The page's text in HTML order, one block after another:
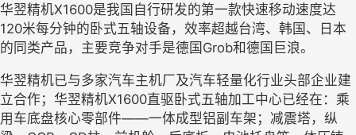
华翌精机X1600是我国自行研发的第一款快速移动速度达
120米每分钟的卧式五轴设备，效率超越台湾、韩国、日本
的同类产品，主要竞争对手是德国Grob和德国巨浪。
华翌精机已与多家汽车主机厂及汽车轻量化行业头部企业建
立合作；华翌精机X1600直驱卧式五轴加工中心已经在：乘
用车底盘核心零部件——一体成型铝副车架；减震塔，纵